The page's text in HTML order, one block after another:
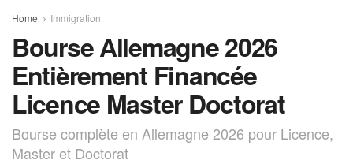
Home Immigration
Bourse Allemagne 2026
Entièrement Financée
Licence Master Doctorat
Bourse complète en Allemagne 2026 pour Licence,
Master et Doctorat